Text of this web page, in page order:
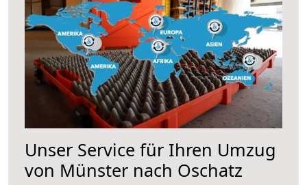
Unser Service für Ihren Umzug
von Münster nach Oschatz